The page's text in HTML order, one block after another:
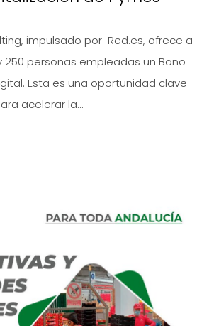
impulsado por Red.es, ofrece a
250 personas empleadas un Bono
Esta es una oportunidad clave
acelerar la...